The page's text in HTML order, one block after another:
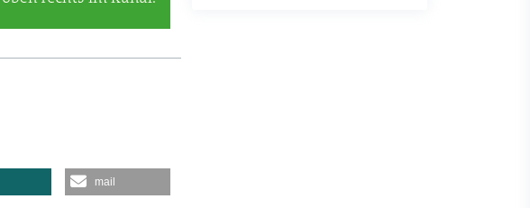
mail